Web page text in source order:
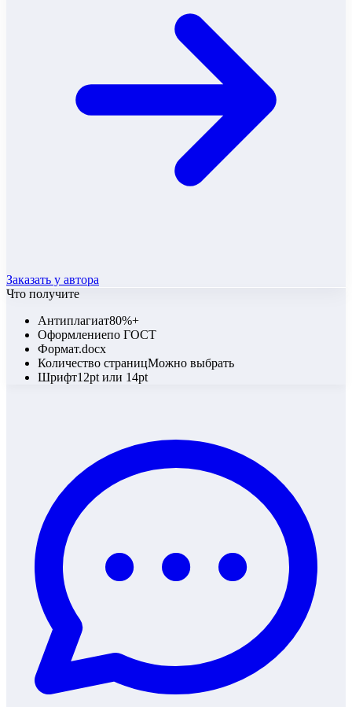
Заказать у автора
Что получите
Антиплагиат80%+
Оформлениепо ГОСТ
Формат.docx
Количество страницМожно выбрать
Шрифт12pt или 14pt